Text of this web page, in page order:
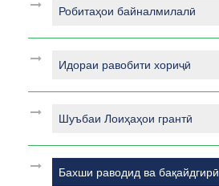
Робитаҳои байналмилалӣ
Идораи равобити хориҷӣ
Шуъбаи Лоиҳаҳои грантӣ
Бахши раводид ва бақайдгирӣ